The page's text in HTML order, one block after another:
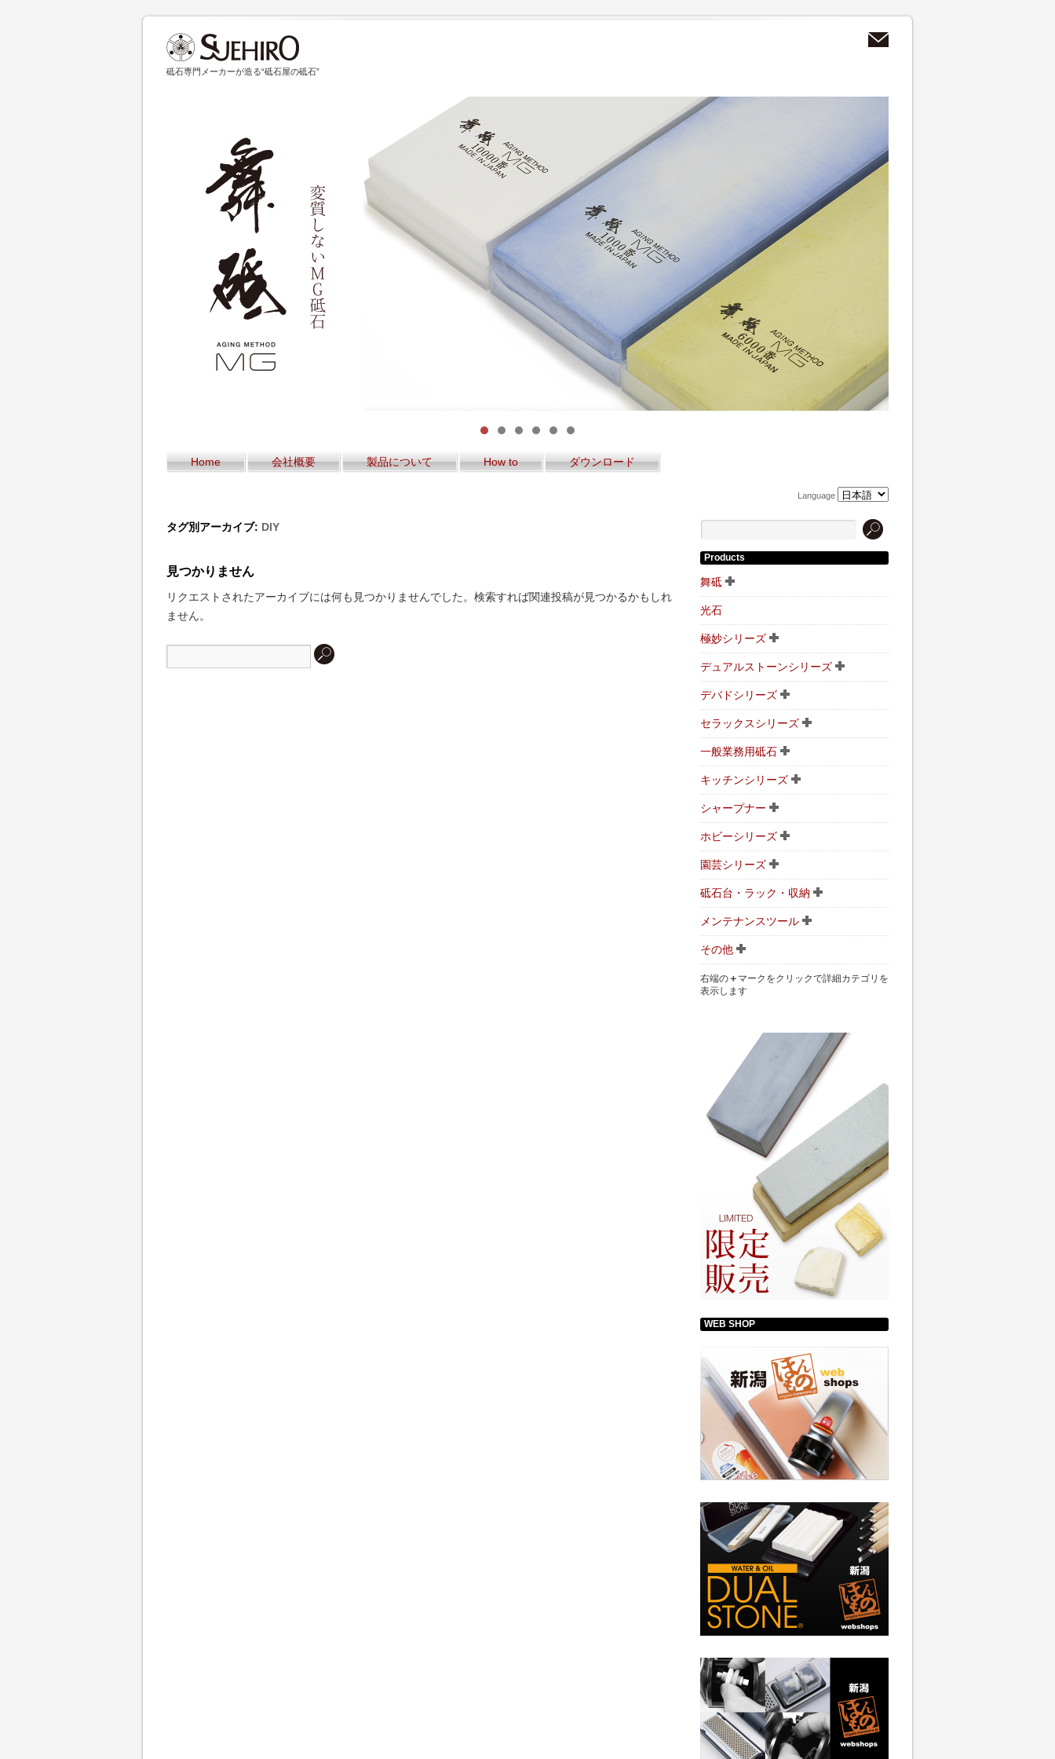
砥石専門メーカーが造る“砥石屋の砥石”
Home 会社概要 製品について How to ダウンロード
Language
タグ別アーカイブ: DIY
見つかりません
リクエストされたアーカイブには何も見つかりませんでした。検索すれば関連投稿が見つかるかもしれ
ません。
Products
舞砥
光石
極妙シリーズ
デュアルストーンシリーズ
デバドシリーズ
セラックスシリーズ
一般業務用砥石
キッチンシリーズ
シャープナー
ホビーシリーズ
園芸シリーズ
砥石台・ラック・収納
メンテナンスツール
その他
右端の ＋ マークをクリックで詳細カテゴリを
表示します
WEB SHOP